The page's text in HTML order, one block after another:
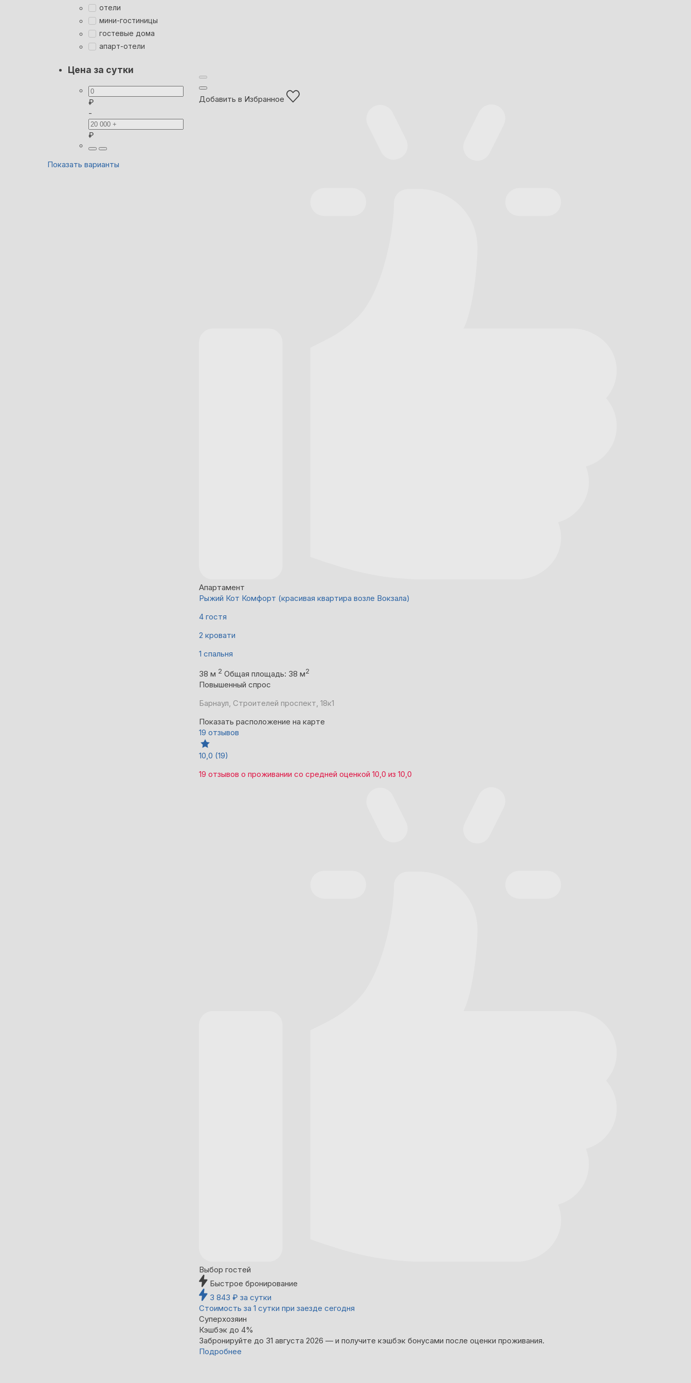
отели
мини-гостиницы
гостевые дома
апарт-отели
Цена за сутки
₽
-
₽
Показать варианты
Добавить в Избранное
Апартамент
Рыжий Кот Комфорт (красивая квартира возле Вокзала)
4 гостя
2 кровати
1 спальня
38 м 2 Общая площадь: 38 м2
Повышенный спрос
Барнаул, Строителей проспект, 18к1
Показать расположение на карте
19 отзывов
10,0 (19)
19 отзывов о проживании со средней оценкой 10,0 из 10,0
Выбор гостей
Быстрое бронирование
3 843 ₽ за сутки
Стоимость за 1 сутки при заезде сегодня
Суперхозяин
Кэшбэк до 4%
Забронируйте до 31 августа 2026 — и получите кэшбэк бонусами после оценки проживания.
Подробнее